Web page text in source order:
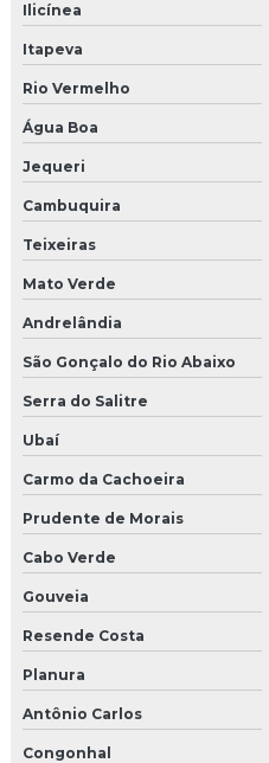
Ilicínea
Itapeva
Rio Vermelho
Água Boa
Jequeri
Cambuquira
Teixeiras
Mato Verde
Andrelândia
São Gonçalo do Rio Abaixo
Serra do Salitre
Ubaí
Carmo da Cachoeira
Prudente de Morais
Cabo Verde
Gouveia
Resende Costa
Planura
Antônio Carlos
Congonhal